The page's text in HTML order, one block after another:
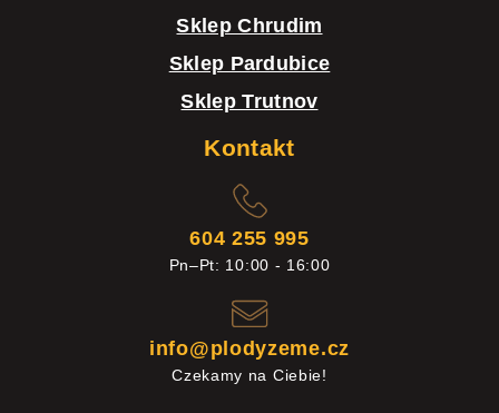
Sklep Chrudim
Sklep Pardubice
Sklep Trutnov
Kontakt
604 255 995
Pn–Pt: 10:00 - 16:00
info@plodyzeme.cz
Czekamy na Ciebie!